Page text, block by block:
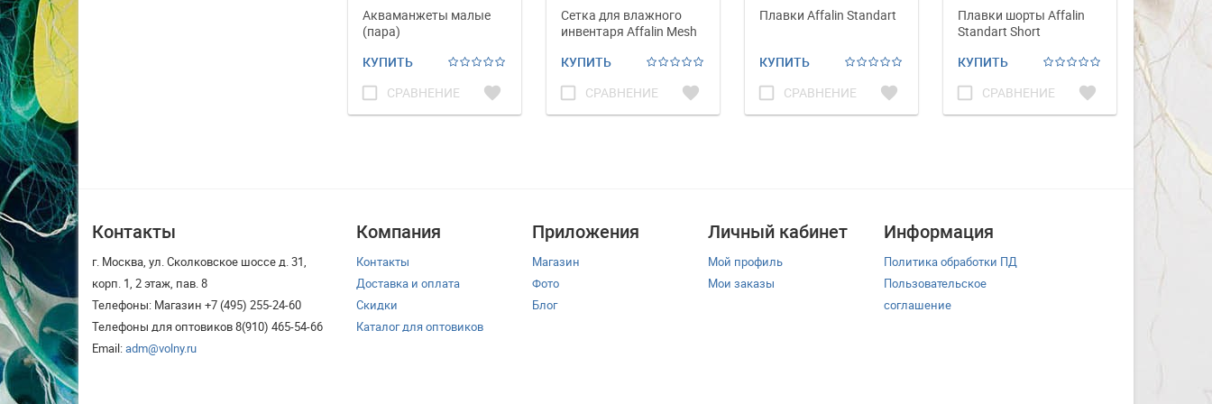
Акваманжеты малые
(пара)
КУПИТЬ
check_box_outline_blank СРАВНЕНИЕ favorite
Cетка для влажного
инвентаря Affalin Mesh
КУПИТЬ
check_box_outline_blank СРАВНЕНИЕ favorite
Плавки Affalin Standart
КУПИТЬ
check_box_outline_blank СРАВНЕНИЕ favorite
Плавки шорты Affalin
Standart Short
КУПИТЬ
check_box_outline_blank СРАВНЕНИЕ favorite
40*90 см.
КУПИТЬ
check_box_outline_blank
Контакты
г. Москва, ул. Сколковское шоссе д. 31,
корп. 1, 2 этаж, пав. 8
Телефоны: Магазин +7 (495) 255-24-60
Телефоны для оптовиков 8(910) 465-54-66
Email:adm@volny.ru
Компания
Контакты
Доставка и оплата
Скидки
Каталог для оптовиков
Приложения
Магазин
Фото
Блог
Личный кабинет
Мой профиль
Мои заказы
Информация
Политика обработки ПД
Пользовательское
соглашение